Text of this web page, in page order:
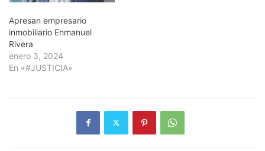
Apresan empresario
inmobiliario Enmanuel
Rivera
enero 3, 2024
En «#JUSTICIA»